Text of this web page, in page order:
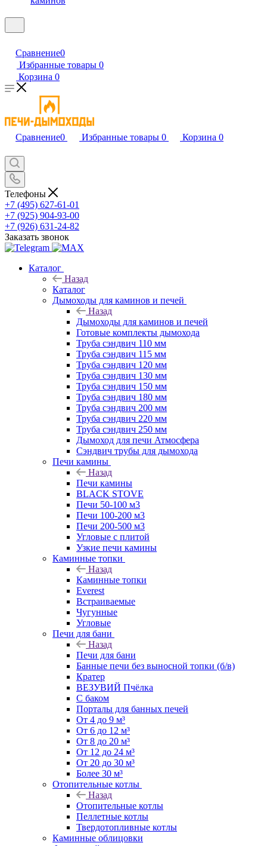
Сравнение0
Избранные товары 0
Корзина 0
Сравнение0 Избранные товары 0 Корзина 0
Телефоны
+7 (495) 627-61-01
+7 (925) 904-93-00
+7 (926) 631-24-82
Заказать звонок
Каталог
Назад
Каталог
Дымоходы для каминов и печей
Назад
Дымоходы для каминов и печей
Готовые комплекты дымохода
Труба сэндвич 110 мм
Труба сэндвич 115 мм
Труба сэндвич 120 мм
Труба сэндвич 130 мм
Труба сэндвич 150 мм
Труба сэндвич 180 мм
Труба сэндвич 200 мм
Труба сэндвич 220 мм
Труба сэндвич 250 мм
Дымоход для печи Атмосфера
Сэндвич трубы для дымохода
Печи камины
Назад
Печи камины
BLACK STOVE
Печи 50-100 м3
Печи 100-200 м3
Печи 200-500 м3
Угловые с плитой
Узкие печи камины
Каминные топки
Назад
Каминные топки
Everest
Встраиваемые
Чугунные
Угловые
Печи для бани
Назад
Печи для бани
Банные печи без выносной топки (б/в)
Кратер
ВЕЗУВИЙ Пчёлка
С баком
Порталы для банных печей
От 4 до 9 м³
От 6 до 12 м³
От 8 до 20 м³
От 12 до 24 м³
От 20 до 30 м³
Более 30 м³
Отопительные котлы
Назад
Отопительные котлы
Пеллетные котлы
Твердотопливные котлы
Каминные облицовки